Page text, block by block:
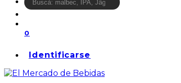
0
Identificarse